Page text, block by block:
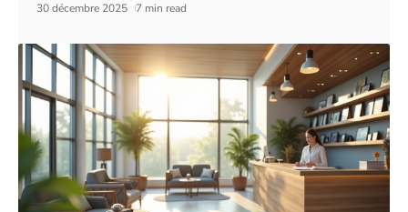
30 décembre 2025 7 min read